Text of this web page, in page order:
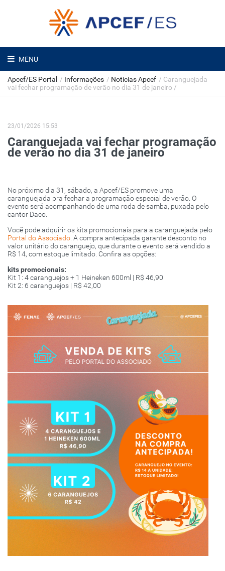
MENU
Apcef/ES Portal / Informações / Notícias Apcef / Caranguejada
vai fechar programação de verão no dia 31 de janeiro /
23/01/2026 15:53
Caranguejada vai fechar programação
de verão no dia 31 de janeiro
No próximo dia 31, sábado, a Apcef/ES promove uma
caranguejada pra fechar a programação especial de verão. O
evento será acompanhando de uma roda de samba, puxada pelo
cantor Daco.
Você pode adquirir os kits promocionais para a caranguejada pelo
Portal do Associado. A compra antecipada garante desconto no
valor unitário do caranguejo, que durante o evento será vendido a
R$ 14, com estoque limitado. Confira as opções:
kits promocionais:
Kit 1: 4 caranguejos + 1 Heineken 600ml | R$ 46,90
Kit 2: 6 caranguejos | R$ 42,00